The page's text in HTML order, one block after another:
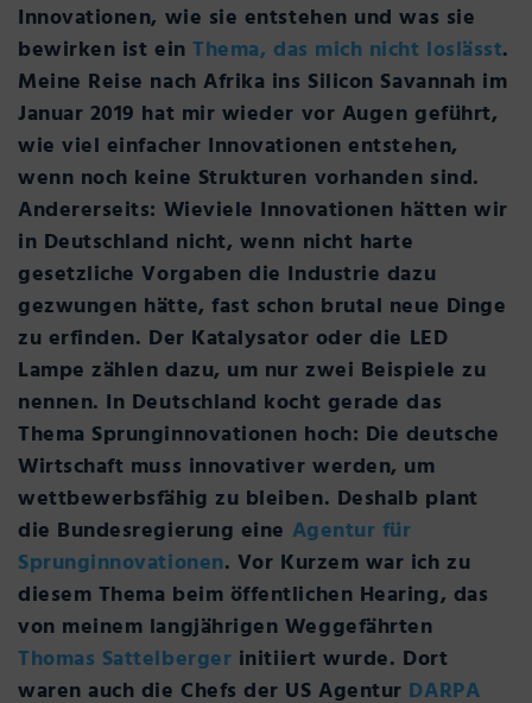
Innovationen, wie sie entstehen und was sie
bewirken ist einThema, das mich nicht loslässt.
Meine Reise nach Afrika ins Silicon Savannah im
Januar 2019 hat mir wieder vor Augen geführt,
wie viel einfacher Innovationen entstehen,
wenn noch keine Strukturen vorhanden sind.
Andererseits: Wieviele Innovationen hätten wir
in Deutschland nicht, wenn nicht harte
gesetzliche Vorgaben die Industrie dazu
gezwungen hätte, fast schon brutal neue Dinge
zu erfinden. Der Katalysator oder die LED
Lampe zählen dazu, um nur zwei Beispiele zu
nennen. In Deutschland kocht gerade das
Thema Sprunginnovationen hoch: Die deutsche
Wirtschaft muss innovativer werden, um
wettbewerbsfähig zu bleiben. Deshalb plant
die Bundesregierung eine Agentur für
Sprunginnovationen. Vor Kurzem war ich zu
diesem Thema beim öffentlichen Hearing, das
von meinem langjährigen Weggefährten
Thomas Sattelberger initiiert wurde. Dort
waren auch die Chefs der US Agentur DARPA